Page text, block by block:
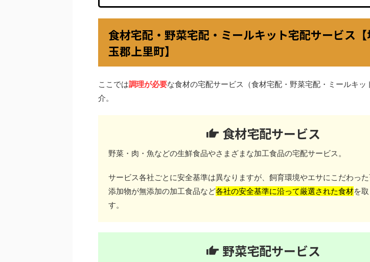
食材宅配・野菜宅配・ミールキット宅配サービス
玉郡上里町】
ここでは調理が必要な食材の宅配サービス（食材宅配・野菜宅配・ミールキッ
介。
食材宅配サービス
野菜・肉・魚などの生鮮食品やさまざまな加工食品の宅配サービス。
サービス各社ごとに安全基準は異なりますが、飼育環境やエサにこだわっ
添加物が無添加の加工食品など各社の安全基準に沿って厳選された食材を
す。
野菜宅配サービス